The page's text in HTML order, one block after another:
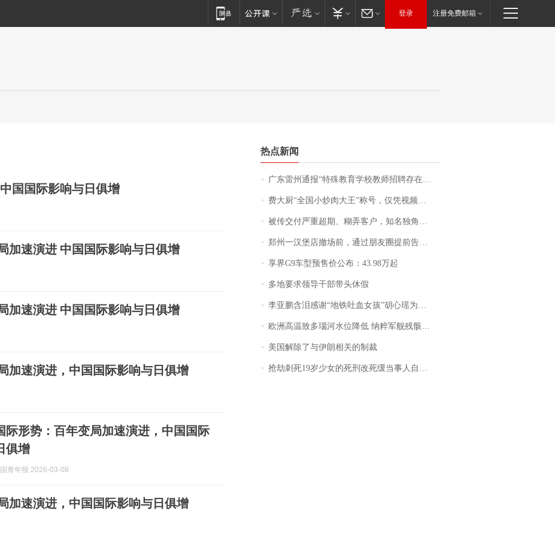
登录 注册免费邮箱
国国际影响与日俱增
加速演进 中国国际影响与日俱增
加速演进 中国国际影响与日俱增
加速演进，中国国际影响与日俱增
际形势：百年变局加速演进，中国国际
俱增
青年报 2026-03-08
加速演进，中国国际影响与日俱增
热点新闻
广东雷州通报“特殊教育学校教师招聘存在违规行为”：已启动问责程序 副校长被停职
费大厨“全国小炒肉大王”称号，仅凭视频评出？中国烹饪协会回应
被传交付严重超期、糊弄客户，知名独角兽车企创始人回应：都没证据，将依法采取措施，“本人长期与美国交管局保持沟通，对方表示肯定”
郑州一汉堡店撤场前，通过朋友圈提前告知逐一退费，有顾客仅剩1元也全被退回，分文不少；顾客：言而有信，让人感动
享界G9车型预售价公布：43.98万起
多地要求领导干部带头休假
李亚鹏含泪感谢“地铁吐血女孩”胡心瑶为嫣然天使捐99999元：这份捐赠太沉重，尊重其捐赠意愿，个人向胡心瑶和她的病友之家各捐赠99999元
欧洲高温致多瑙河水位降低 纳粹军舰残骸重见天日
美国解除了与伊朗相关的制裁
抢劫刺死19岁少女的死刑改死缓当事人自述：出狱11年间始终刻意躲避被害人家属